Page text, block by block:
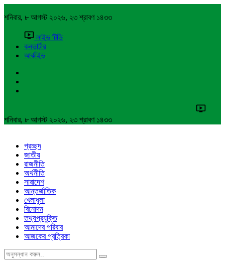
শনিবার, ৮ আগস্ট ২০২৬, ২৩ শ্রাবণ ১৪৩৩
লাইভ টিভি
কনভার্টার
আর্কাইভ
শনিবার, ৮ আগস্ট ২০২৬, ২৩ শ্রাবণ ১৪৩৩
প্রচ্ছদ
জাতীয়
রাজনীতি
অর্থনীতি
সারাদেশ
আন্তর্জাতিক
খেলাধুলা
বিনোদন
তথ্যপ্রযুক্তি
আমাদের পরিবার
আজকের প্রত্রিকা